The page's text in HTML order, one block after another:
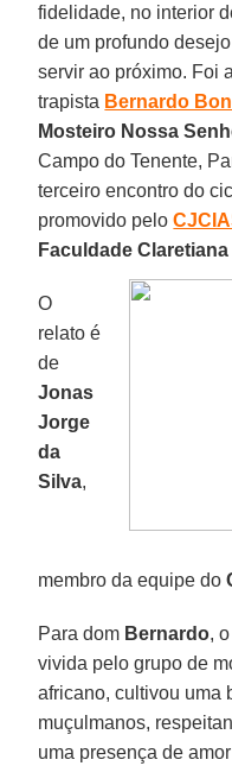
fidelidade, no interior
de um profundo
servir ao próximo. Foi
trapista Bernardo
Mosteiro Nossa
Campo do Tenente,
terceiro encontro do
promovido pelo
Faculdade
O
relato é
de
Jonas
Jorge
da
Silva,
membro da equipe do
Para dom Bernardo,
vivida pelo grupo de
africano, cultivou uma
muçulmanos,
uma presença de